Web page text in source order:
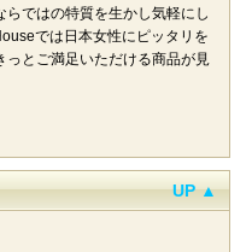
ではの特質を生かし気軽にし
では日本女性にピッタリを
っとご満足いただける商品が見
UP ▲